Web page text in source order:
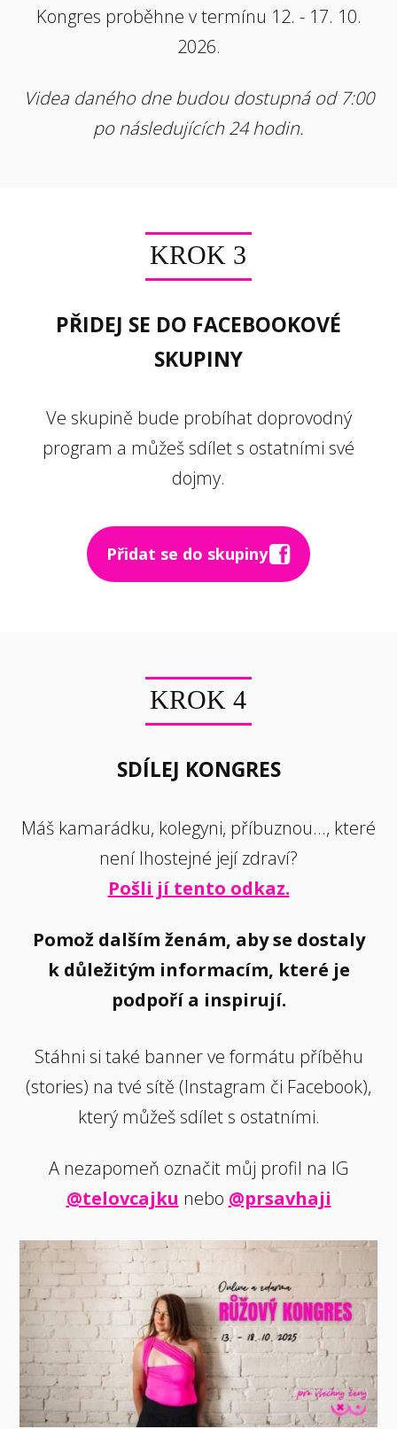
Kongres proběhne v termínu 12. - 17. 10.
2026.
Videa daného dne budou dostupná od 7:00
po následujících 24 hodin.
KROK 3
PŘIDEJ SE DO FACEBOOKOVÉ
SKUPINY
Ve skupině bude probíhat doprovodný
program a můžeš sdílet s ostatními své
dojmy.
Přidat se do skupiny
KROK 4
SDÍLEJ KONGRES
Máš kamarádku, kolegyni, příbuznou..., které
není lhostejné její zdraví?
Pošli jí tento odkaz.
Pomož dalším ženám, aby se dostaly
k důležitým informacím, které je
podpoří a inspirují.
Stáhni si také banner ve formátu příběhu
(stories) na tvé sítě (Instagram či Facebook),
který můžeš sdílet s ostatními.
A nezapomeň označit můj profil na IG
@telovcajku nebo @prsavhaji